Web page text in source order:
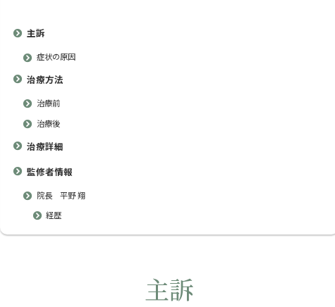
主訴
症状の原因
治療方法
治療前
治療後
治療詳細
監修者情報
院長 平野 翔
経歴
主訴